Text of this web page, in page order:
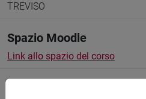
TREVISO
Spazio Moodle
Link allo spazio del corso